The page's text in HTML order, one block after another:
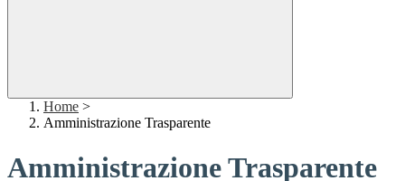
Home >
Amministrazione Trasparente
Amministrazione Trasparente